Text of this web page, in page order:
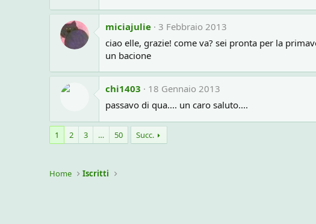
miciajulie 3 Febbraio 2013
ciao elle, grazie! come va? sei pronta per la
un bacione
chi1403
18 Gennaio 2013
passavo di qua.... un caro saluto....
1 2 3 … 50 Succ.
Home Iscritti